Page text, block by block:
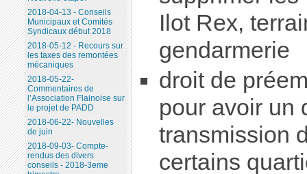
Ilot Rex,
gendarmerie
droit de
pour avoir un
transmission
certains
2018-04-13 - Conseils
Municipaux et Comités
Syndicaux début 2018
2018-05-12 - Recours sur
les taxes des remontées
mécaniques
2018-05-22-
Commentaires de
l’Association Flainoise sur
le projet de PADD
2018-06-22- Nouvelles
de juin
2018-09-03- Compte-
rendus des divers
conseils - 2018-3eme